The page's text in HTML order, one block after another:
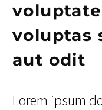
voluptas
aut odit
Lorem ipsum